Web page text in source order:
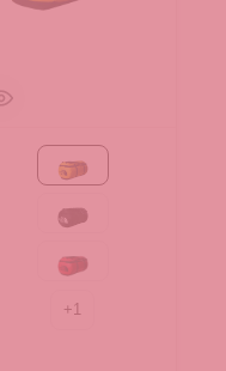
Summit Gold-TNF
TNF Black-TNF W
TNF Red-TNF Bla
+1